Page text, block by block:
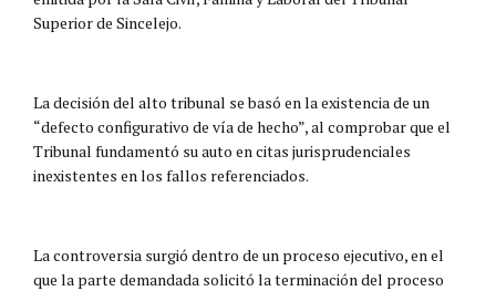
Superior de Sincelejo.
La decisión del alto tribunal se basó en la existencia de un
“defecto configurativo de vía de hecho”, al comprobar que el
Tribunal fundamentó su auto en citas jurisprudenciales
inexistentes en los fallos referenciados.
La controversia surgió dentro de un proceso ejecutivo, en el
que la parte demandada solicitó la terminación del proceso